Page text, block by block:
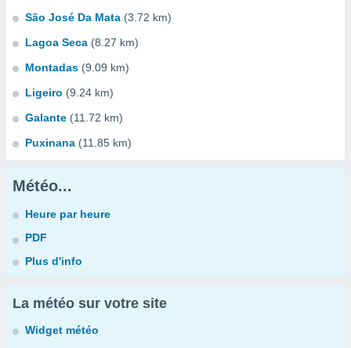
São José Da Mata (3.72 km)
Lagoa Seca (8.27 km)
Montadas (9.09 km)
Ligeiro (9.24 km)
Galante (11.72 km)
Puxinana (11.85 km)
Météo...
Heure par heure
PDF
Plus d'info
La météo sur votre site
Widget météo